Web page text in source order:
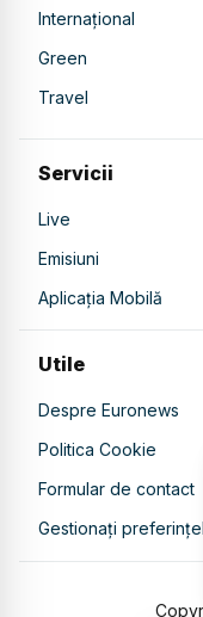
Internațional
Green
Travel
Servicii
Live
Emisiuni
Aplicația Mobilă
Utile
Despre Euronews
Politica Cookie
Formular de contact
Gestionați